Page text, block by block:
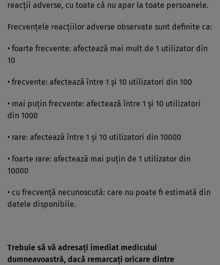
reacţii adverse, cu toate că nu apar la toate persoanele.
Frecvenţele reacţiilor adverse observate sunt definite ca:
• foarte frecvente: afectează mai mult de 1 utilizator din
10
• frecvente: afectează între 1 şi 10 utilizatori din 100
• mai puţin frecvente: afectează între 1 şi 10 utilizatori
din 1000
• rare: afectează între 1 şi 10 utilizatori din 10000
• foarte rare: afectează mai puţin de 1 utilizator din
10000
• cu frecvenţă necunoscută: care nu poate fi estimată din
datele disponibile.
Trebuie să vă adresaţi imediat medicului
dumneavoastră, dacă remarcaţi oricare dintre